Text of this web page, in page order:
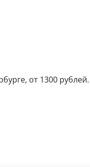
от 1300 рублей.